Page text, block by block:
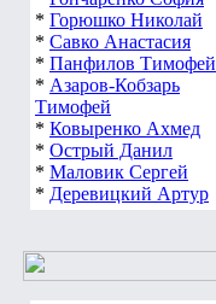
* Горюшко Николай
* Савко Анастасия
* Панфилов Тимофей
* Азаров-Кобзарь
Тимофей
* Ковыренко Ахмед
* Острый Данил
* Маловик Сергей
* Деревицкий Артур